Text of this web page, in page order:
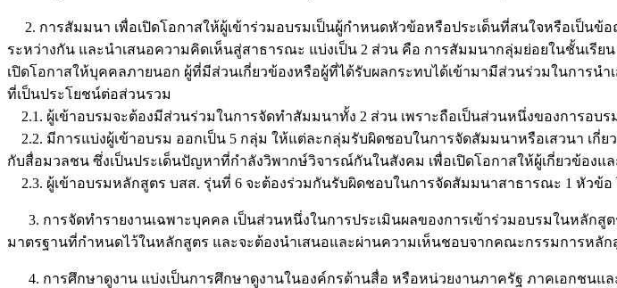
2. การสัมมนา เพื่อเปิดโอกาสให้ผู้เข้าร่วมอบรมเป็นผู้กำหนดหัวข้อหรือประเด็นที่สนใจหรือเป็นข้
ระหว่างกัน และนำเสนอความคิดเห็นสู่สาธารณะ แบ่งเป็น 2 ส่วน คือ การสัมมนากลุ่มย่อยในชั้นเรี
เปิดโอกาสให้บุคคลภายนอก ผู้ที่มีส่วนเกี่ยวข้องหรือผู้ที่ได้รับผลกระทบได้เข้ามามีส่วนร่วมในการน
ที่เป็นประโยชน์ต่อส่วนรวม
2.1. ผู้เข้าอบรมจะต้องมีส่วนร่วมในการจัดทำสัมมนาทั้ง 2 ส่วน เพราะถือเป็นส่วนหนึ่งของการอบ
2.2. มีการแบ่งผู้เข้าอบรม ออกเป็น 5 กลุ่ม ให้แต่ละกลุ่มรับผิดชอบในการจัดสัมมนาหรือเสวนา เ
กับสื่อมวลชน ซึ่งเป็นประเด็นปัญหาที่กำลังวิพากษ์วิจารณ์กันในสังคม เพื่อเปิดโอกาสให้ผู้เกี่ยวข้องแ
2.3. ผู้เข้าอบรมหลักสูตร บสส. รุ่นที่ 6 จะต้องร่วมกันรับผิดชอบในการจัดสัมมนาสาธารณะ 1 หัวข้
3. การจัดทำรายงานเฉพาะบุคคล เป็นส่วนหนึ่งในการประเมินผลของการเข้าร่วมอบรมในหลัก
มาตรฐานที่กำหนดไว้ในหลักสูตร และจะต้องนำเสนอและผ่านความเห็นชอบจากคณะกรรมการหลักสู
4. การศึกษาดูงาน แบ่งเป็นการศึกษาดูงานในองค์กรด้านสื่อ หรือหน่วยงานภาครัฐ ภาคเอกชนแ